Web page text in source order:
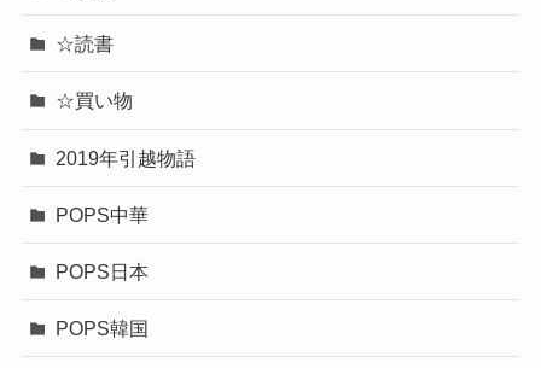
☆読書
☆買い物
2019年引越物語
POPS中華
POPS日本
POPS韓国